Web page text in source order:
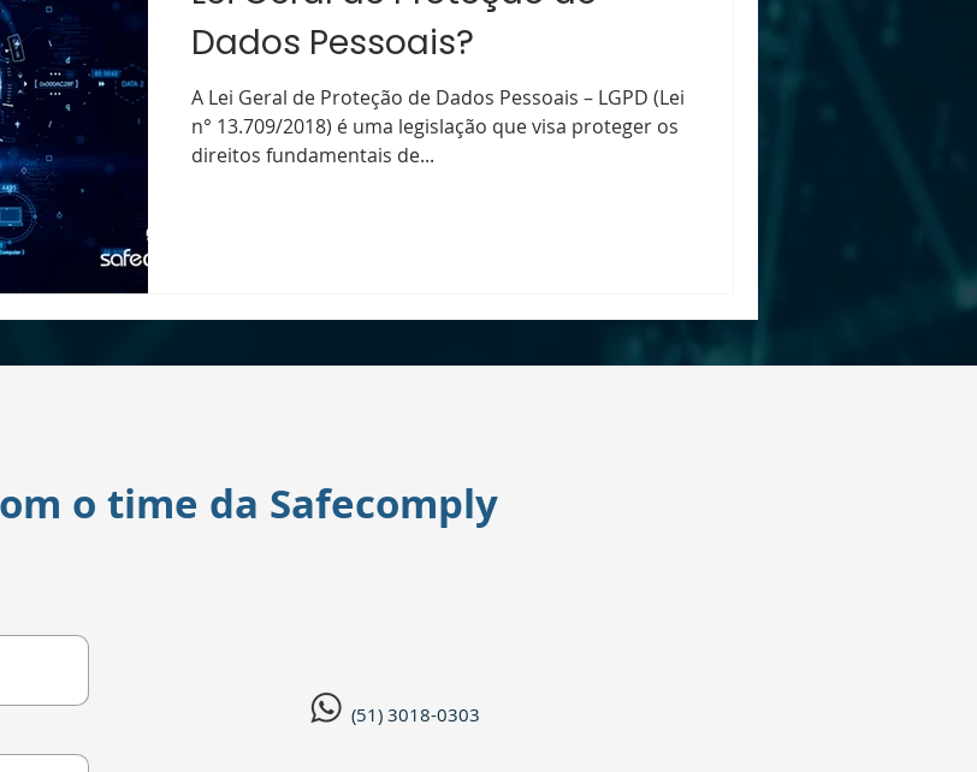
Dados Pessoais?
A Lei Geral de Proteção de Dados Pessoais – LGPD (Lei
n° 13.709/2018) é uma legislação que visa proteger os
direitos fundamentais de...
o time da Safecomply
(51) 3018-0303